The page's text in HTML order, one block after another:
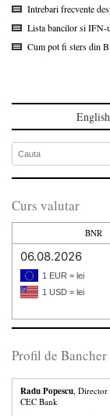
Intrebari frecvente
Lista bancilor si IFN-
Cum pot fi sters din
English
Curs valutar
BNR
06.08.2026
1 EUR = lei
1 USD = lei
Profil de Bancher
Radu Popescu, Director
CEC Bank